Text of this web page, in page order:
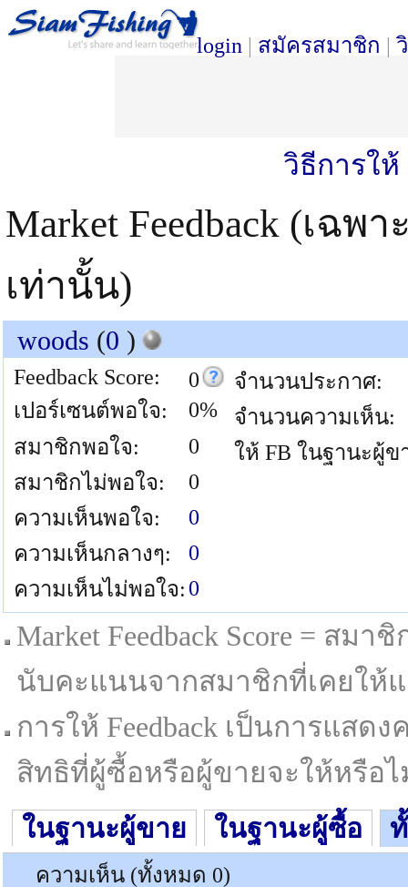
login | สมัครสมาชิก |
วิธีการให้
Market Feedback (เฉ
เท่านั้น)
woods (0 )
Feedback Score:
0
เปอร์เซนต์พอใจ:
0%
สมาชิกพอใจ:
0
สมาชิกไม่พอใจ:
0
ความเห็นพอใจ:
0
ความเห็นกลางๆ:
0
ความเห็นไม่พอใจ: 0
จำนวนประกาศ:
จำนวนความเห็น:
ให้ FB ในฐานะผู้ข
Market Feedback Score = สม
นับคะแนนจากสมาชิกที่เคยให้
การให้ Feedback เป็นการแส
สิทธิที่ผู้ซื้อหรือผู้ขายจะให้หรือไ
ในฐานะผู้ขาย ในฐานะผู้ซื้อ
ความเห็น (ทั้งหมด 0)